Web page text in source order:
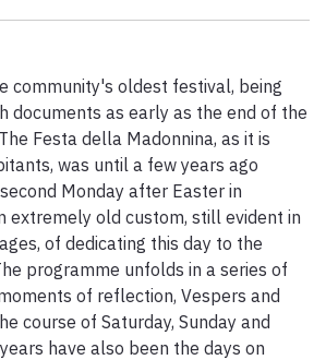
ENGLISH keyboard_arrow_up
community's oldest festival, being
documents as early as the end of the
Festa della Madonnina, as it is
was until a few years ago
Monday after Easter in
extremely old custom, still evident in
of dedicating this day to the
programme unfolds in a series of
of reflection, Vespers and
course of Saturday, Sunday and
have also been the days on